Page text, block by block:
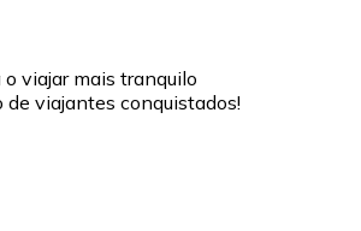
viajar mais tranquilo
de viajantes conquistados!